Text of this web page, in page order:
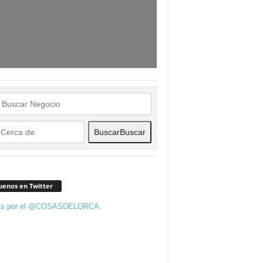
BuscarBuscar
en Twitter
por el @COSASDELORCA.